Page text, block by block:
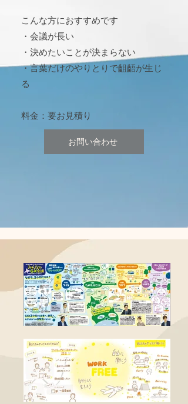
こんな方におすすめです
・会議が長い
・決めたいことが決まらない
・言葉だけのやりとりで齟齬が生じ
る
​料金：要お見積り​
お問い合わせ